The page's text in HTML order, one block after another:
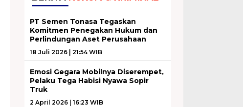
PT Semen Tonasa Tegaskan
Komitmen Penegakan Hukum dan
Perlindungan Aset Perusahaan
18 Juli 2026 | 21:54 WIB
Emosi Gegara Mobilnya Diserempet,
Pelaku Tega Habisi Nyawa Sopir
Truk
2 April 2026 | 16:23 WIB